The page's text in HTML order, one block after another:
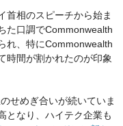
首相のスピーチから始ま
た口調でCommonwealth
れ、特にCommonwealth
時間が割かれたのが印象
せめぎ合いが続いていま
となり、ハイテク企業も